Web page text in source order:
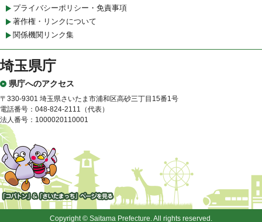
プライバシーポリシー・免責事項
著作権・リンクについて
関係機関リンク集
埼玉県庁
県庁へのアクセス
〒330-9301 埼玉県さいたま市浦和区高砂三丁目15番1号
電話番号：048-824-2111（代表）
法人番号：1000020110001
「コバトン」&「さいたまっ
Copyright © Saitama Prefecture. All rights reserved.